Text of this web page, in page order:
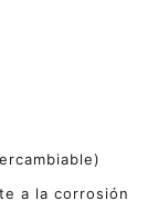
a la corrosión